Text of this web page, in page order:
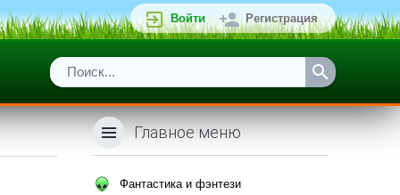
Войти Регистрация
Главное меню
Фантастика и фэнтези